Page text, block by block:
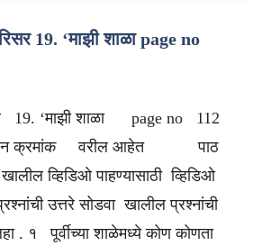
19. ‘माझी शाळा page no
19. ‘माझी शाळा page no 112
पान क्रमांक वरील आहेत पाठ
व्हिडिओ पाहण्यासाठी व्हिडिओ
उत्तरे सोडवा खालील प्रश्नांची
. १ पूर्वीच्या शाळेमध्ये कोण कोणता